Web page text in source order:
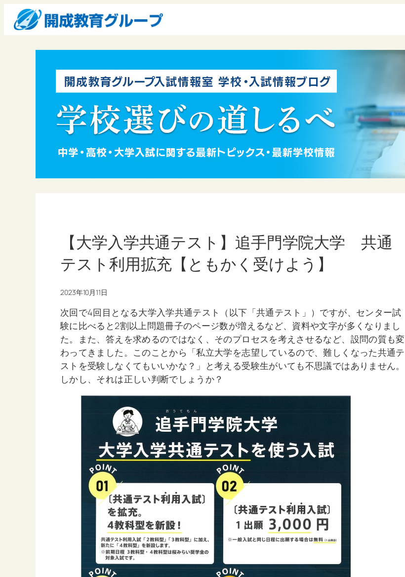
【大学入学共通テスト】追手門学院大学 共通
テスト利用拡充【ともかく受けよう】
2023年10月11日
次回で4回目となる大学入学共通テスト（以下「共通テスト」）ですが、センター試
験に比べると2割以上問題冊子のページ数が増えるなど、資料や文字が多くなりまし
た。また、答えを求めるのではなく、そのプロセスを考えさせるなど、設問の質も変
わってきました。このことから「私立大学を志望しているので、難しくなった共通テ
ストを受験しなくてもいいかな？」と考える受験生がいても不思議ではありません。
しかし、それは正しい判断でしょうか？